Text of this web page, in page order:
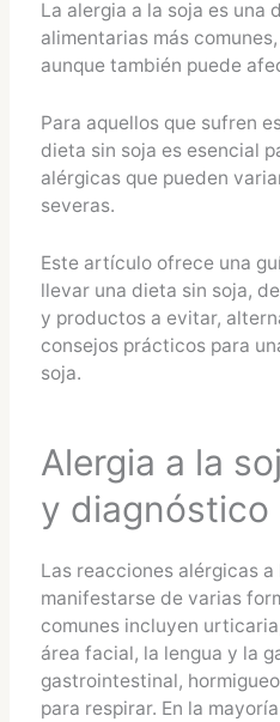
La alergia a la soja es una
alimentarias más
aunque también puede
Para aquellos que sufren
dieta sin soja es esencial
alérgicas que pueden
severas.
Este artículo ofrece una
llevar una dieta sin soja,
y productos a evitar,
consejos prácticos para
soja.
Alergia a la
y diagnóstico
Las reacciones alérgicas a
manifestarse de varias
comunes incluyen
área facial, la lengua y la
gastrointestinal,
para respirar​​. En la